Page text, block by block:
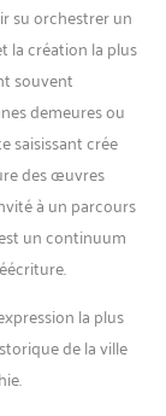
su orchestrer un
la création la plus
souvent
demeures ou
saisissant crée
des œuvres
à un parcours
un continuum
la plus
de la ville